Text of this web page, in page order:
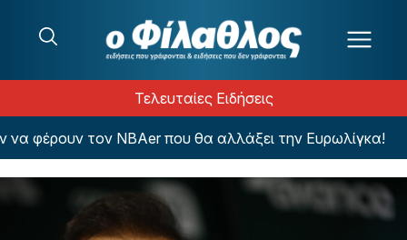
Τελευταίες Ειδήσεις
φέρουν τον NBAer που θα αλλάξει την Ευρωλίγκα!